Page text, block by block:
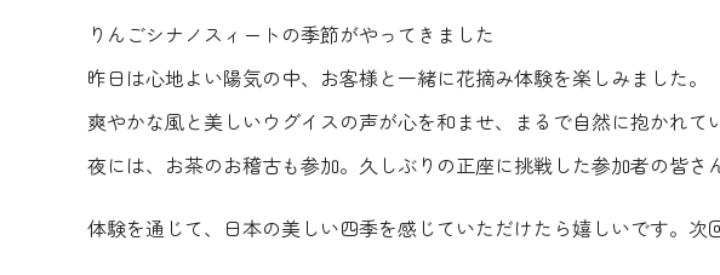
りんごシナノスィートの季節がやってきました
昨日は心地よい陽気の中、お客様と一緒に花摘み体験を楽しみました。
爽やかな風と美しいウグイスの声が心を和ませ、まるで自然に抱かれて
夜には、お茶のお稽古も参加。久しぶりの正座に挑戦した参加者の皆さ
体験を通じて、日本の美しい四季を感じていただけたら嬉しいです。次